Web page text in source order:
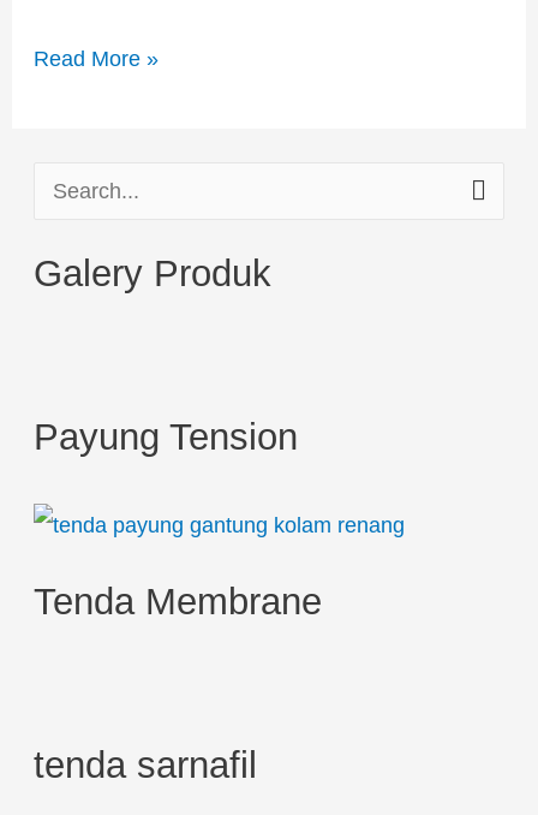
Read More »
a
f
o
:
Galery Produk
Payung Tension
Tenda Membrane
tenda sarnafil